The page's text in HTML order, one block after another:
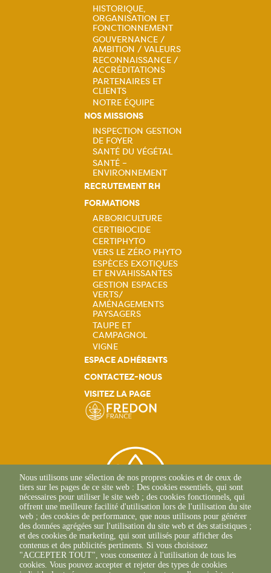
Navigation
principale
HISTORIQUE,
ORGANISATION ET
FONCTIONNEMENT
GOUVERNANCE /
AMBITION / VALEURS
RECONNAISSANCE /
ACCRÉDITATIONS
PARTENAIRES ET
CLIENTS
NOTRE ÉQUIPE
NOS MISSIONS
Navigation
principale
INSPECTION GESTION
DE FOYER
SANTÉ DU VÉGÉTAL
SANTÉ –
ENVIRONNEMENT
RECRUTEMENT RH
FORMATIONS
Navigation
principale
ARBORICULTURE
CERTIBIOCIDE
CERTIPHYTO
VERS LE ZÉRO PHYTO
ESPÈCES EXOTIQUES
ET ENVAHISSANTES
GESTION ESPACES
VERTS/
AMÉNAGEMENTS
PAYSAGERS
TAUPE ET
CAMPAGNOL
VIGNE
ESPACE ADHÉRENTS
CONTACTEZ-NOUS
VISITEZ LA PAGE
2 Allée Du Lazio
69800 SAINT-PRIEST
Nous utilisons une sélection de nos propres cookies et de ceux de
tiers sur les pages de ce site web : Des cookies essentiels, qui sont
nécessaires pour utiliser le site web ; des cookies fonctionnels, qui
offrent une meilleure facilité d'utilisation lors de l'utilisation du site
web ; des cookies de performance, que nous utilisons pour générer
des données agrégées sur l'utilisation du site web et des statistiques ;
et des cookies de marketing, qui sont utilisés pour afficher des
contenus et des publicités pertinents. Si vous choisissez
"ACCEPTER TOUT", vous consentez à l'utilisation de tous les
cookies. Vous pouvez accepter et rejeter des types de cookies